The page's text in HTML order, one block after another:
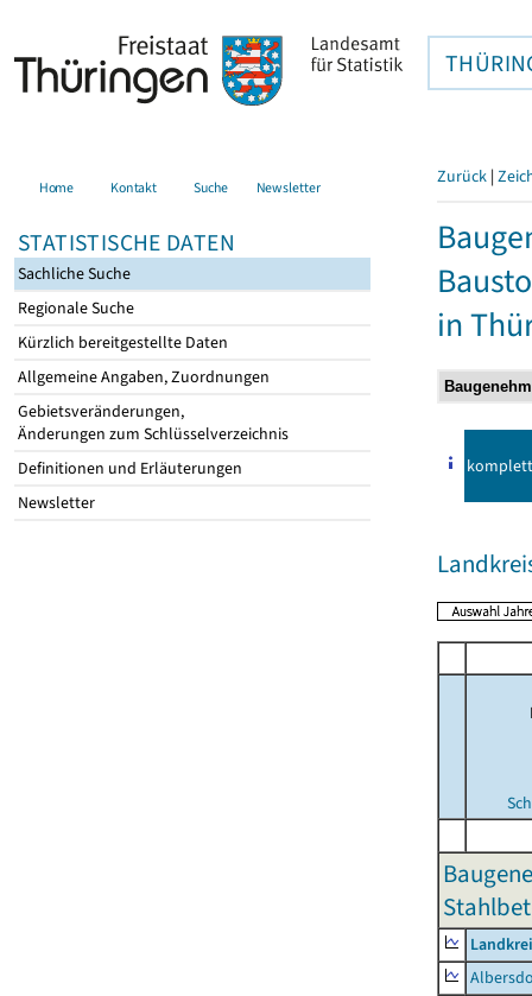
Home Kontakt Suche Newsletter
STATISTISCHE DATEN
Sachliche Suche
Regionale Suche
Kürzlich bereitgestellte Daten
Allgemeine Angaben, Zuordnungen
Gebietsveränderungen,
Änderungen zum Schlüsselverzeichnis
Definitionen und Erläuterungen
Newsletter
Zurück |
in
komplett